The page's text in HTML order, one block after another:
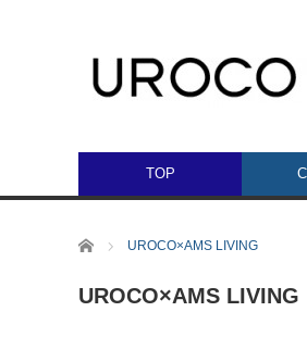
TOP
ホーム UROCO×AMS LIVING
UROCO×AMS LIVING